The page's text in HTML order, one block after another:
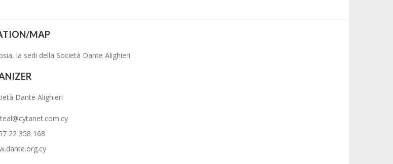
MAP
la sedi della Società Dante Alighieri
Dante Alighieri
22 358 168